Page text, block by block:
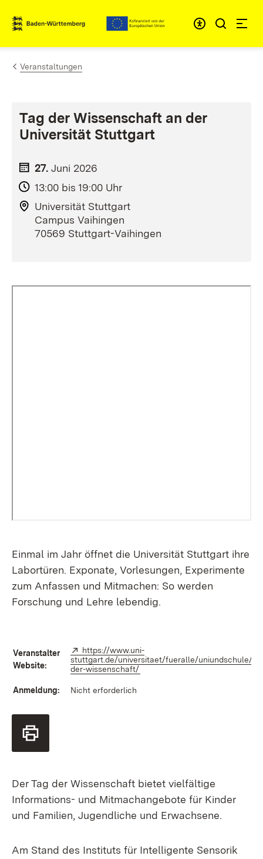
Zum Inhalt springen
Link zur Startseite
Veranstaltungen
Tag der Wissenschaft an der
Universität Stuttgart
27. Juni 2026
13:00 bis 19:00 Uhr
Universität Stuttgart
Campus Vaihingen
70569 Stuttgart-Vaihingen
Einmal im Jahr öffnet die Universität Stuttgart ihre
Labortüren. Exponate, Vorlesungen, Experimente
zum Anfassen und Mitmachen: So werden
Forschung und Lehre lebendig.
Veranstalter
Website:
Extern:
https://www.uni-
stuttgart.de/universitaet/fueralle/uniundschule/
der-wissenschaft/
Anmeldung: Nicht erforderlich
Der Tag der Wissenschaft bietet vielfältige
Informations- und Mitmachangebote für Kinder
und Familien, Jugendliche und Erwachsene.
Am Stand des Instituts für Intelligente Sensorik